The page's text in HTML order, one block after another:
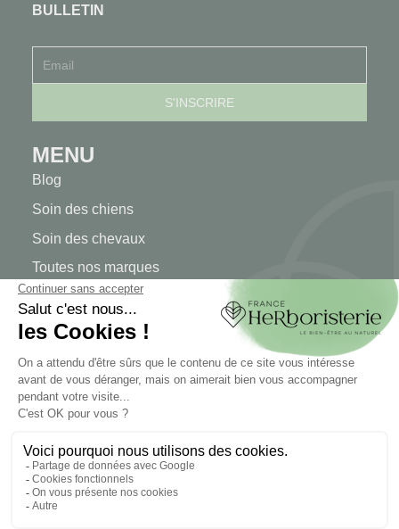
BULLETIN
MENU
Blog
Soin des chiens
Soin des chevaux
Toutes nos marques
MON COMPTE
Mon compte
Authentification
Suivi de commande
Créer votre compte
INFORMATIONS